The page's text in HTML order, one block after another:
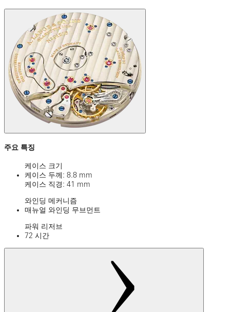
주요 특징
케이스 크기
케이스 두께: 8.8 mm
케이스 직경: 41 mm
와인딩 메커니즘
매뉴얼 와인딩 무브먼트
파워 리저브
72 시간